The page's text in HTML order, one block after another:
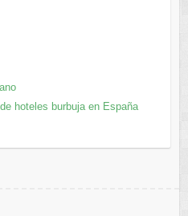
hoteles burbuja en España